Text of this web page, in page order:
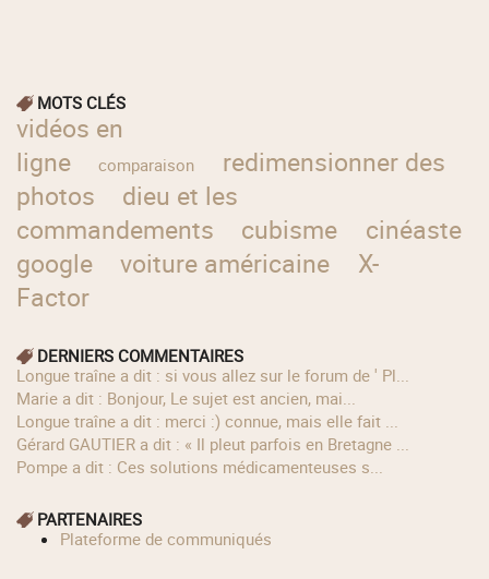
MOTS CLÉS
vidéos en
ligne
comparaison
redimensionner des
photos
dieu et les
commandements
cubisme cinéaste
google
voiture américaine
X-
Factor
DERNIERS COMMENTAIRES
longue traîne a dit : si vous allez sur le forum de ' Pl...
Marie a dit : Bonjour, Le sujet est ancien, mai...
longue traîne a dit : merci :) connue, mais elle fait ...
Gérard GAUTIER a dit : « Il pleut parfois en Bretagne ...
Pompe a dit : Ces solutions médicamenteuses s...
PARTENAIRES
Plateforme de communiqués